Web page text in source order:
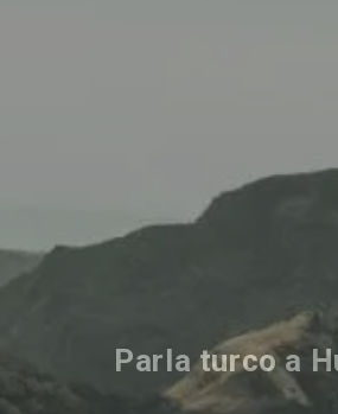
Parla turco a